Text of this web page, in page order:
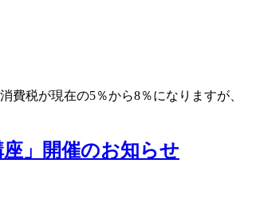
税が現在の5％から8％になりますが、
」開催のお知らせ